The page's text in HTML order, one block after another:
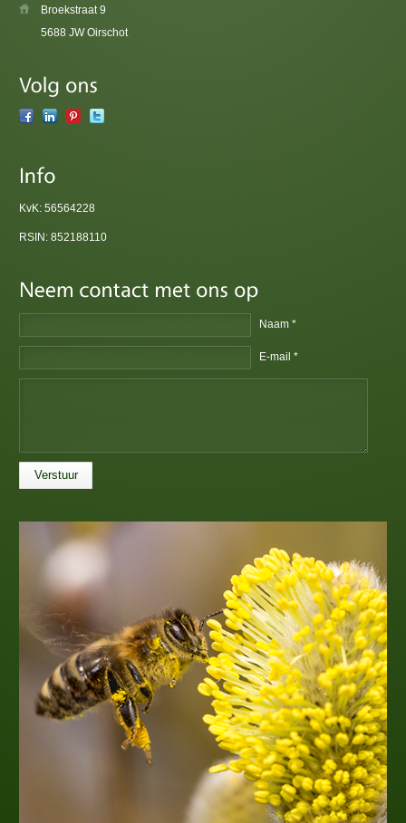
Broekstraat 9
5688 JW Oirschot
KvK: 56564228
RSIN: 852188110
Naam *
E-mail *
Verstuur